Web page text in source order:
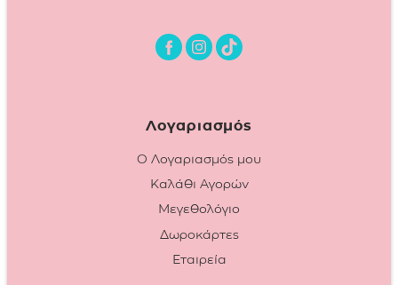
Λογαριασμός
Ο Λογαριασμός μου
Καλάθι Αγορών
Μεγεθολόγιο
Δωροκάρτες
Εταιρεία